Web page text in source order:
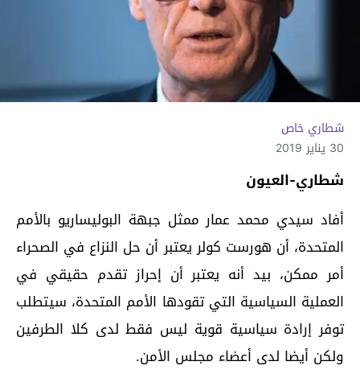
شطاري خاص
30 يناير 2019
شطاري-العيون
أفاد سيدي محمد عمار ممثل جبهة البوليساريو بالأمم
المتحدة، أن هورست كولر يعتبر أن حل النزاع في الصحراء
أمر ممكن، بيد أنه يعتبر أن إحراز تقدم حقيقي في
العملية السياسية التي تقودها الأمم المتحدة، سيتطلب
توفر إرادة سياسية قوية ليس فقط لدى كلا الطرفين
ولكن أيضا لدى أعضاء مجلس الأمن.